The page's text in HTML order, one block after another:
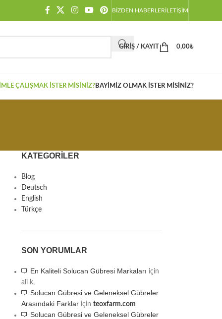
BIZDEN HABERLERİLETIŞIM
GIRIŞ / KAYIT 0,00₺
ÇALIŞMAK İSTER MISINIZ?BAYIMIZ OLMAK İSTER MISINIZ?
KATEGORILER
Blog
Deutsch
English
Türkçe
SON YORUMLAR
En Kaliteli Solucan Gübresi Markaları için
ali k,
Solucan Gübresi ve Geleneksel Gübreler
Arasındaki Farklariçin teoxfarm.com
Solucan Gübresi ve Geleneksel Gübreler